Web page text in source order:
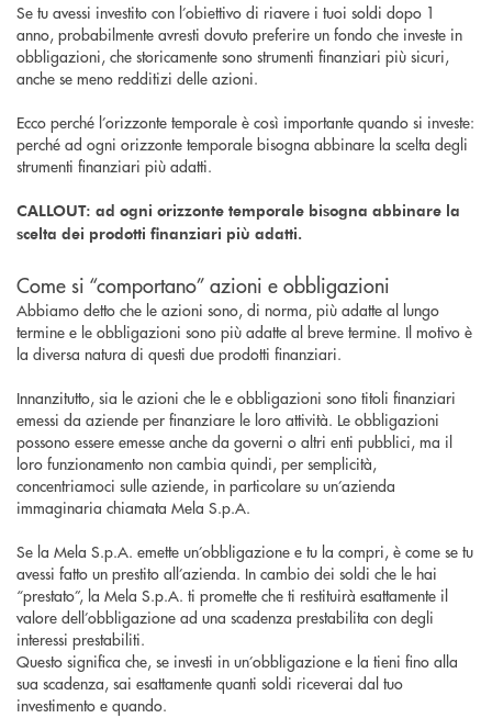
Se tu avessi investito con l’obiettivo di riavere i tuoi soldi dopo 1
anno, probabilmente avresti dovuto preferire un fondo che investe in
obbligazioni, che storicamente sono strumenti finanziari più sicuri,
anche se meno redditizi delle azioni.
Ecco perché l’orizzonte temporale è così importante quando si investe:
perché ad ogni orizzonte temporale bisogna abbinare la scelta degli
strumenti finanziari più adatti.
CALLOUT: ad ogni orizzonte temporale bisogna abbinare la
scelta dei prodotti finanziari più adatti.
Come si “comportano” azioni e obbligazioni
Abbiamo detto che le azioni sono, di norma, più adatte al lungo
termine e le obbligazioni sono più adatte al breve termine. Il motivo è
la diversa natura di questi due prodotti finanziari.
Innanzitutto, sia le azioni che le e obbligazioni sono titoli finanziari
emessi da aziende per finanziare le loro attività. Le obbligazioni
possono essere emesse anche da governi o altri enti pubblici, ma il
loro funzionamento non cambia quindi, per semplicità,
concentriamoci sulle aziende, in particolare su un’azienda
immaginaria chiamata Mela S.p.A.
Se la Mela S.p.A. emette un’obbligazione e tu la compri, è come se tu
avessi fatto un prestito all’azienda. In cambio dei soldi che le hai
“prestato”, la Mela S.p.A. ti promette che ti restituirà esattamente il
valore dell’obbligazione ad una scadenza prestabilita con degli
interessi prestabiliti.
Questo significa che, se investi in un’obbligazione e la tieni fino alla
sua scadenza, sai esattamente quanti soldi riceverai dal tuo
investimento e quando.